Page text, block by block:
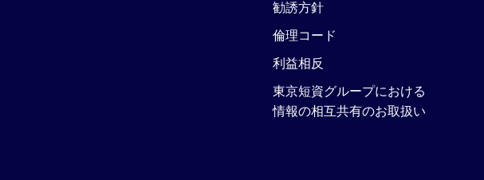
勧誘方針
倫理コード
利益相反
東京短資グループにおける
情報の相互共有のお取扱い